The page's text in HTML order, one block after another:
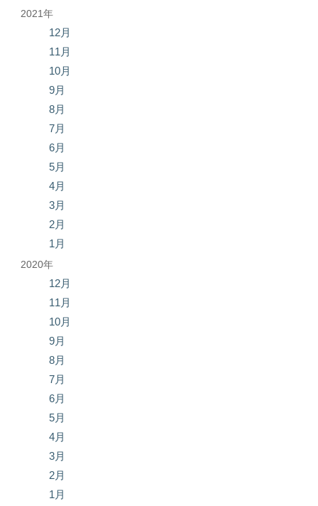
2021年
12月
11月
10月
9月
8月
7月
6月
5月
4月
3月
2月
1月
2020年
12月
11月
10月
9月
8月
7月
6月
5月
4月
3月
2月
1月